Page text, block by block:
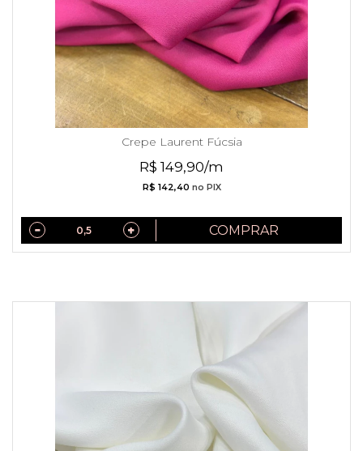
Crepe Laurent Fúcsia
R$ 149,90/m
R$ 142,40 no PIX
COMPRAR